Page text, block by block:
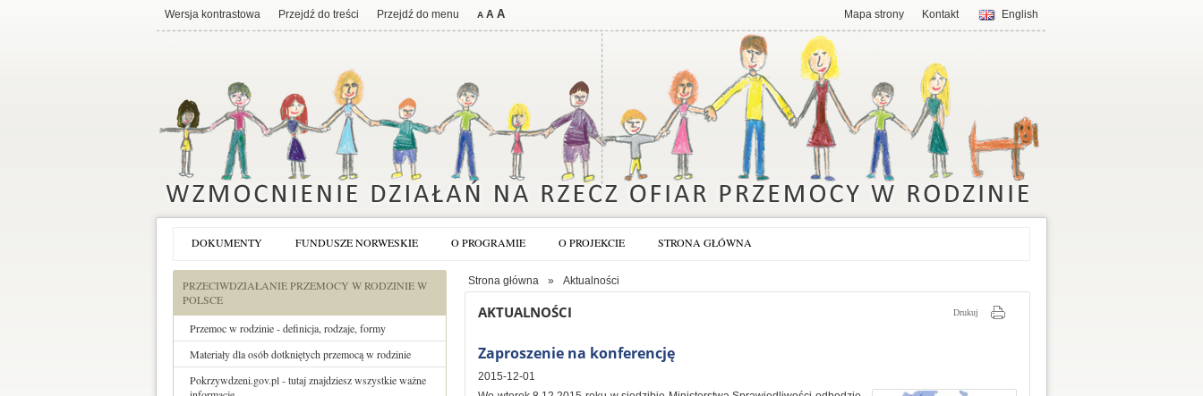
Wersja kontrastowa Przejdź do treści Przejdź do menu A A A Mapa strony Kontakt English
DOKUMENTY FUNDUSZE NORWESKIE O PROGRAMIE O PROJEKCIE STRONA GŁÓWNA
PRZECIWDZIAŁANIE PRZEMOCY W RODZINIE W
POLSCE
Przemoc w rodzinie - definicja, rodzaje, formy
Materiały dla osób dotkniętych przemocą w rodzinie
Pokrzywdzeni.gov.pl - tutaj znajdziesz wszystkie ważne
Strona główna » Aktualności
Drukuj
AKTUALNOŚCI
Zaproszenie na konferencję
2015-12-01